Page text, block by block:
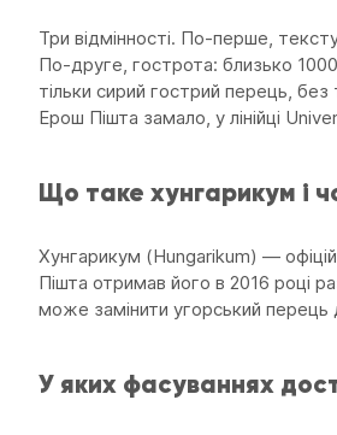
Три відмінності. По-перше,
По-друге, гострота: близько
тільки сирий гострий перець,
Ерош Пішта замало, у лінійці
Що таке хунгарикум і
Хунгарикум (Hungarikum) —
Пішта отримав його в 2016 році
може замінити угорський
У яких фасуваннях